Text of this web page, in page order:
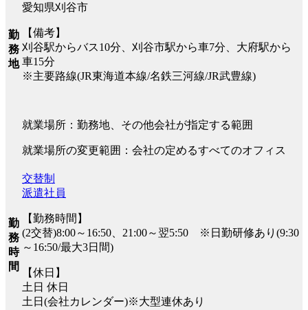
勤
務
地
愛知県刈谷市
【備考】
刈谷駅からバス10分、刈谷市駅から車7分、大府駅から
車15分
※主要路線(JR東海道本線/名鉄三河線/JR武豊線)
就業場所：勤務地、その他会社が指定する範囲
就業場所の変更範囲：会社の定めるすべてのオフィス
勤
務
時
間
交替制
派遣社員
【勤務時間】
(2交替)8:00～16:50、21:00～翌5:50 ※日勤研修あり(9:30
～16:50/最大3日間)
【休日】
土日 休日
土日(会社カレンダー)※大型連休あり